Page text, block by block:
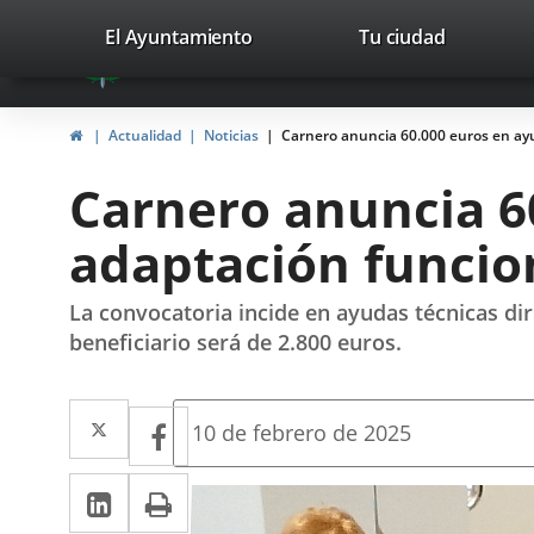
Portal
Web
del
Valladolid
avaTop
valladolid.es
El Ayuntamiento Tu ciudad
InicioActualidad Noticias Carnero anuncia 60.000 euros en
Carnero anuncia
adaptación
La convocatoria incide en ayudas técnicas
beneficiario será de 2.800 euros.
Twitter
Enlace
a
una
Facebook
Enlace
a
una
LinkedIn
EnlaceImprimir
Fecha
la
noticia
10 de febrero de 2025